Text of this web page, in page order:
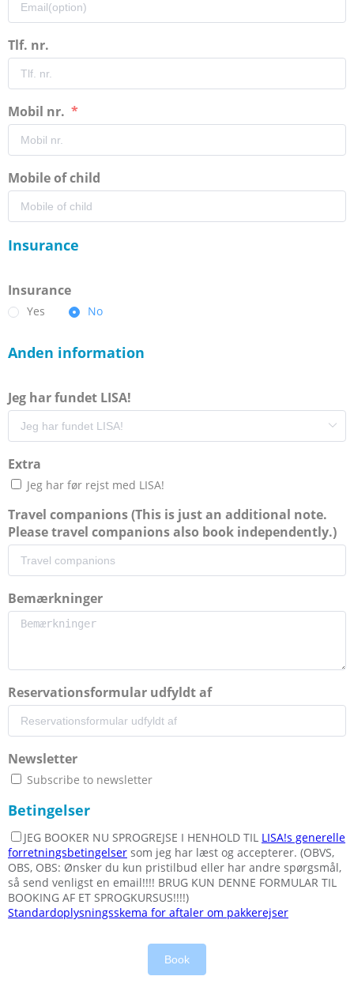
Tlf. nr.
Mobil nr.
Mobile of child
Insurance
Insurance
Yes No
Anden information
Jeg har fundet LISA!
Extra
Jeg har før rejst med LISA!
Travel companions (This is just an additional note.
Please travel companions also book independently.)
Bemærkninger
Reservationsformular udfyldt af
Newsletter
Subscribe to newsletter
Betingelser
JEG BOOKER NU SPROGREJSE I HENHOLD TIL LISA!s generelle
forretningsbetingelser som jeg har læst og accepterer. (OBVS,
OBS, OBS: Ønsker du kun pristilbud eller har andre spørgsmål,
så send venligst en email!!!! BRUG KUN DENNE FORMULAR TIL
BOOKING AF ET SPROGKURSUS!!!!)
Standardoplysningsskema for aftaler om pakkerejser
Book